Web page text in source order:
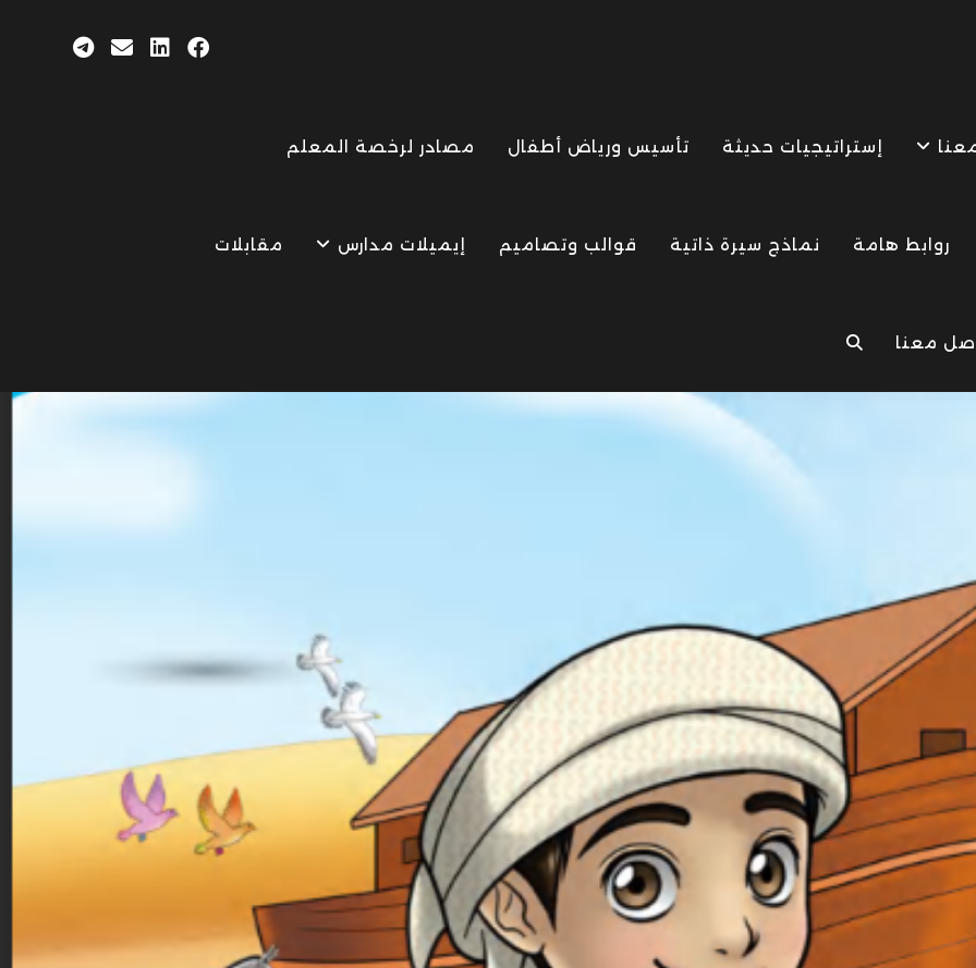
إستراتيجيات حديثة تأسيس ورياض أطفال مصادر لرخصة المعلم
روابط هامة نماذج سيرة ذاتية قوالب وتصاميم إيميلات مدارس مقابلات
معنا TOGGLE